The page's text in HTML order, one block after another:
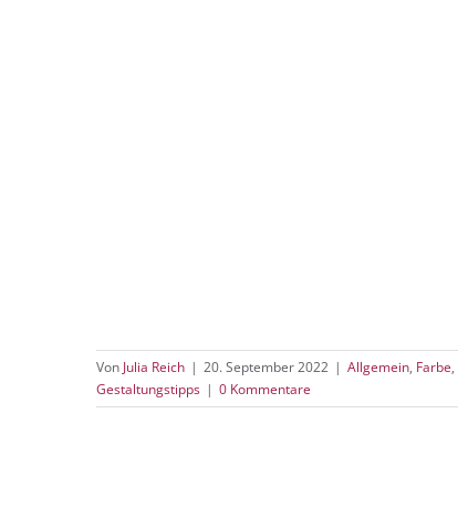
Von Julia Reich | 20. September 2022 | Allgemein, Farbe,
Gestaltungstipps | 0 Kommentare